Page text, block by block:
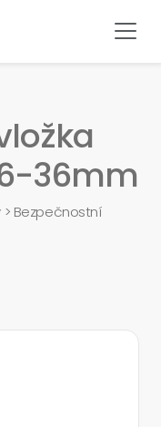
36mm
> Bezpečnostní